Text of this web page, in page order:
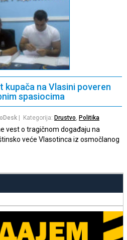
kupača na Vlasini poveren
spasiocima
| Kategorija: Drustvo, Politika
vest o tragičnom događaju na
veće Vlasotinca iz osmočlanog